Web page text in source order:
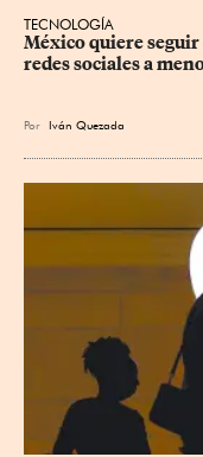
TECNOLOGÍA
México quiere
redes sociales a
Por Iván Quezada